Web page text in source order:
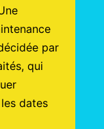
par
qui
dates